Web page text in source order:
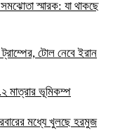
স্মারক: যা থাকছে
টোল নেবে ইরান
মাত্রার ভূমিকম্প
মধ্যে খুলছে হরমুজ